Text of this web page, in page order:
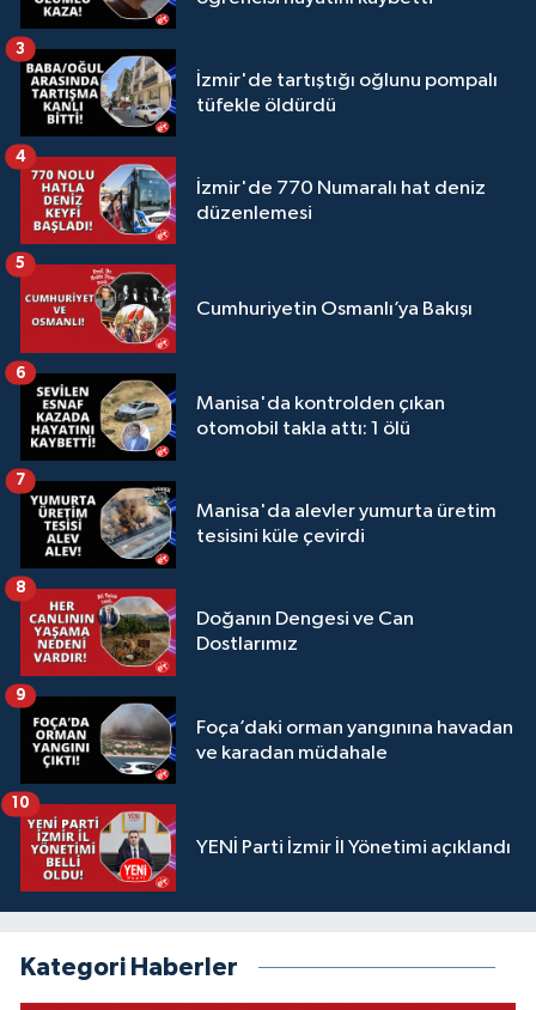
İzmir'de tartıştığı oğlunu pompalı
tüfekle öldürdü
3
İzmir'de 770 Numaralı hat deniz
düzenlemesi
4
Cumhuriyetin Osmanlı’ya Bakışı
5
Manisa'da kontrolden çıkan
otomobil takla attı: 1 ölü
6
Manisa'da alevler yumurta üretim
tesisini küle çevirdi
7
Doğanın Dengesi ve Can
Dostlarımız
8
Foça’daki orman yangınına havadan
ve karadan müdahale
9
YENİ Parti İzmir İl Yönetimi açıklandı
10
Kategori Haberler